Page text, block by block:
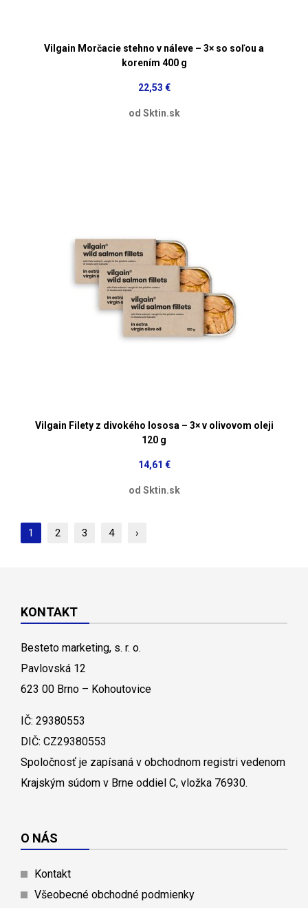
Vilgain Morčacie stehno v náleve – 3× so soľou a
korením 400 g
22,53 €
od Sktin.sk
Vilgain Filety z divokého lososa – 3× v olivovom oleji
120 g
14,61 €
od Sktin.sk
1 2 3 4 ›
KONTAKT
Besteto marketing, s. r. o.
Pavlovská 12
623 00 Brno – Kohoutovice
IČ: 29380553
DIČ: CZ29380553
Spoločnosť je zapísaná v obchodnom registri vedenom
Krajským súdom v Brne oddiel C, vložka 76930.
O NÁS
Kontakt
Všeobecné obchodné podmienky